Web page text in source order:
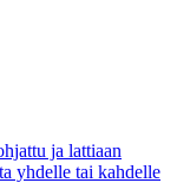
ja lattiaan
yhdelle tai kahdelle